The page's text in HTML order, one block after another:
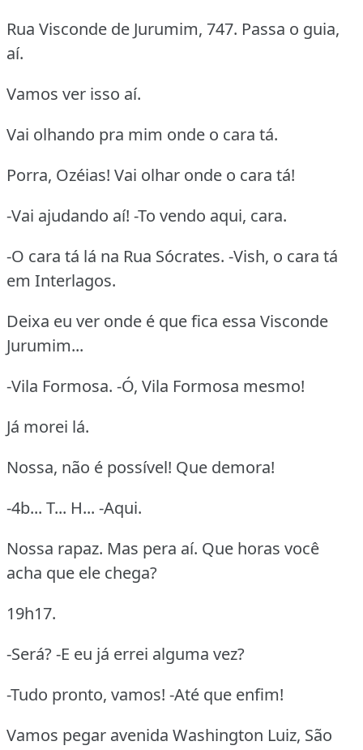
Rua Visconde de Jurumim, 747. Passa o guia,
aí.
Vamos ver isso aí.
Vai olhando pra mim onde o cara tá.
Porra, Ozéias! Vai olhar onde o cara tá!
-Vai ajudando aí! -To vendo aqui, cara.
-O cara tá lá na Rua Sócrates. -Vish, o cara tá
em Interlagos.
Deixa eu ver onde é que fica essa Visconde
Jurumim...
-Vila Formosa. -Ó, Vila Formosa mesmo!
Já morei lá.
Nossa, não é possível! Que demora!
-4b... T... H... -Aqui.
Nossa rapaz. Mas pera aí. Que horas você
acha que ele chega?
19h17.
-Será? -E eu já errei alguma vez?
-Tudo pronto, vamos! -Até que enfim!
Vamos pegar avenida Washington Luiz, São